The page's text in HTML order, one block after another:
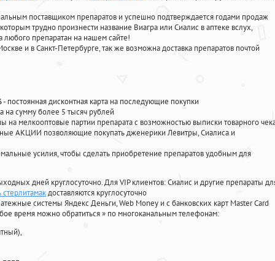
поставщиком препаратов и успешно подтверждается годами продаж
трудно произнести название Виагра или Сиалис в аптеке вслух,
любого препаратан на нашем сайте!
и в Санкт-Петербурге, так же возможна доставка препаратов почтой
- постоянная дисконтная карта на последующие покупки
на сумму более 5 тысяч рублей
мелкооптовые партии препарата с возможностью выписки товарного
АКЦИИ позволяющие покупать дженерики Левитры, Сиалиса и
усилия, чтобы сделать приобретение препаратов удобным для
дней круглосуточно. Для VIP клиентов: Сиалис и другие препараты
доставляются круглосуточно
системы Яндекс Деньги, Web Money и с банковских карт Master Card
время можно обратиться» по многоканальным телефонам: